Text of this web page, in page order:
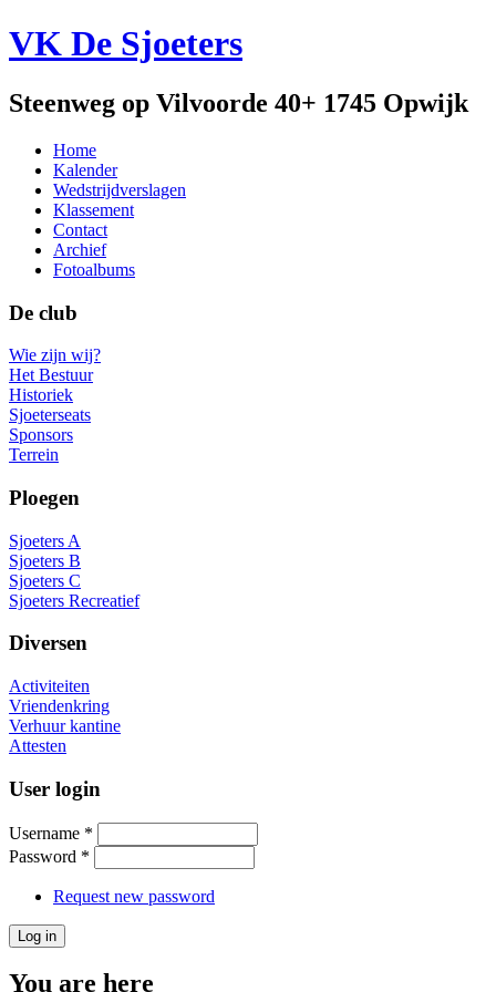
VK De Sjoeters
Steenweg op Vilvoorde 40+ 1745 Opwijk
Home
Kalender
Wedstrijdverslagen
Klassement
Contact
Archief
Fotoalbums
De club
Wie zijn wij?
Het Bestuur
Historiek
Sjoeterseats
Sponsors
Terrein
Ploegen
Sjoeters A
Sjoeters B
Sjoeters C
Sjoeters Recreatief
Diversen
Activiteiten
Vriendenkring
Verhuur kantine
Attesten
User login
Username *
Password *
Request new password
You are here